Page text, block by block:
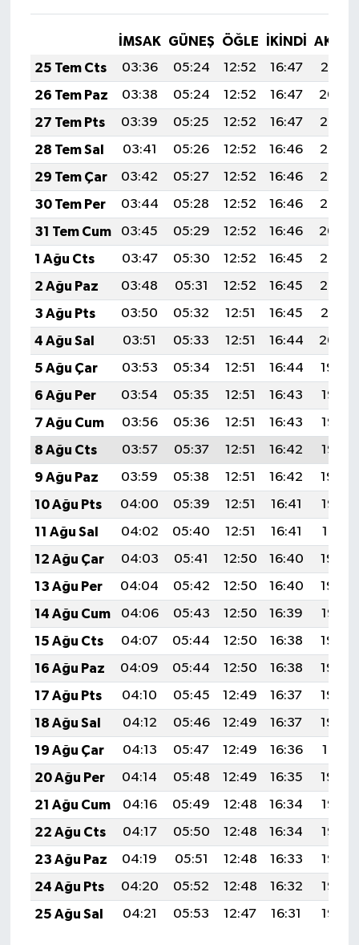
İMSAK GÜNEŞ ÖĞLE İKINDI
25 Tem Cts
03:36 05:24 12:52 16:47
20:10
26 Tem Paz
03:38 05:24 12:52 16:47
20:09
27 Tem Pts
03:39 05:25 12:52 16:47
20:08
28 Tem Sal
03:41 05:26 12:52 16:46
20:07
29 Tem Çar
03:42 05:27 12:52 16:46
20:06
30 Tem Per
03:44 05:28 12:52 16:46
20:05
31 Tem Cum
03:45 05:29 12:52 16:46
20:04
1 Ağu Cts
03:47 05:30 12:52 16:45
20:03
2 Ağu Paz
03:48 05:31 12:52 16:45
20:02
3 Ağu Pts
03:50 05:32 12:51 16:45
20:01
4 Ağu Sal
03:51 05:33 12:51 16:44
20:00
5 Ağu Çar
03:53 05:34 12:51 16:44
19:59
6 Ağu Per
03:54 05:35 12:51 16:43
19:58
7 Ağu Cum
03:56 05:36 12:51 16:43
19:56
8 Ağu Cts
03:57 05:37 12:51 16:42
19:55
9 Ağu Paz
03:59 05:38 12:51 16:42
19:54
10 Ağu Pts
04:00 05:39 12:51 16:41
19:53
11 Ağu Sal
04:02 05:40 12:51 16:41
19:51
12 Ağu Çar
04:03 05:41 12:50 16:40
19:50
13 Ağu Per
04:04 05:42 12:50 16:40
19:49
14 Ağu Cum
04:06 05:43 12:50 16:39
19:47
15 Ağu Cts
04:07 05:44 12:50 16:38
19:46
16 Ağu Paz
04:09 05:44 12:50 16:38
19:45
17 Ağu Pts
04:10 05:45 12:49 16:37
19:43
18 Ağu Sal
04:12 05:46 12:49 16:37
19:42
19 Ağu Çar
04:13 05:47 12:49 16:36
19:41
20 Ağu Per
04:14 05:48 12:49 16:35
19:39
21 Ağu Cum
04:16 05:49 12:48 16:34
19:38
22 Ağu Cts
04:17 05:50 12:48 16:34
19:36
23 Ağu Paz
04:19 05:51 12:48 16:33
19:35
24 Ağu Pts
04:20 05:52 12:48 16:32
19:33
25 Ağu Sal
04:21 05:53 12:47 16:31 19:32